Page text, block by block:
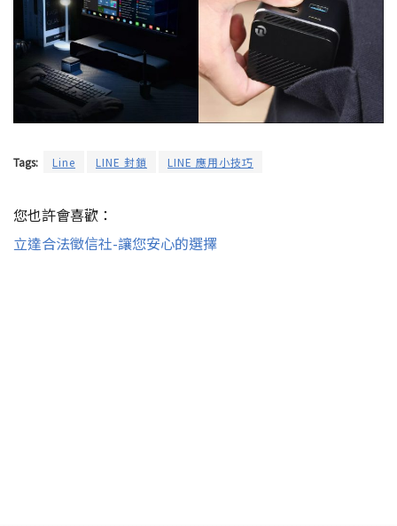
Tags: Line LINE 封鎖 LINE 應用小技巧
您也許會喜歡：
立達合法徵信社-讓您安心的選擇